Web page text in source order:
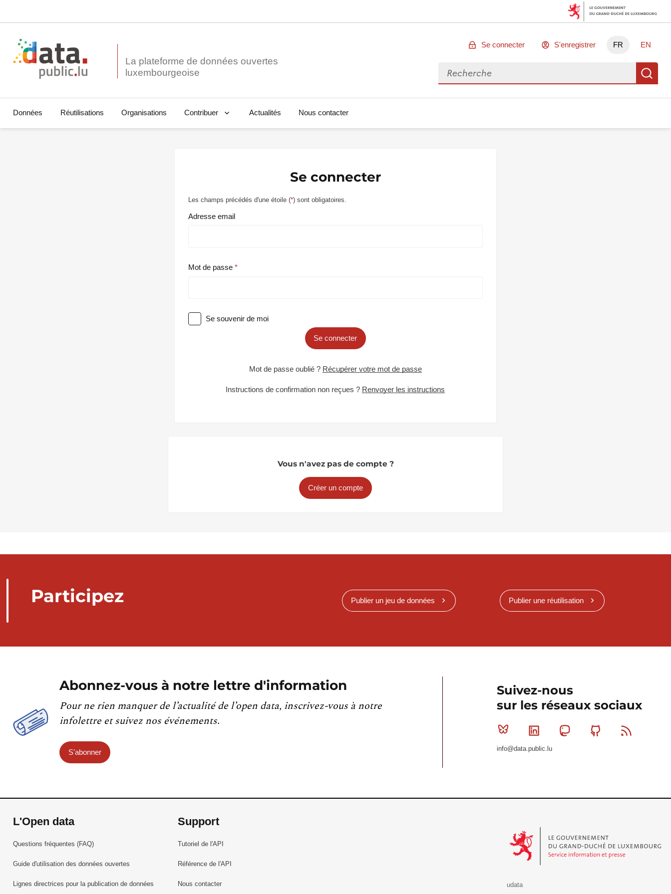
La plateforme de données ouvertes
Se connecter S'enregistrer FR EN
Rechercher des données
Données Réutilisations Organisations Contribuer Actualités Nous contacter
Se connecter
Les champs précédés d'une étoile (*) sont obligatoires.
Adresse email
Mot de passe
Se souvenir de moi
Se connecter
Mot de passe oublié ? Récupérer votre mot de passe
Instructions de confirmation non reçues ? Renvoyer les instructions
Vous n'avez pas de compte ?
Créer un compte
Participez Publier un jeu de données Publier une réutilisation
Abonnez-vous à notre lettre d'information
Pour ne rien manquer de l’actualité de l’open data, inscrivez-vous à notre
infolettre et suivez nos événements.
S'abonner
Suivez-nous
sur les réseaux sociaux
Bluesky Linkedin MastodonGithub
info@data.public.lu
L'Open data
Questions fréquentes (FAQ)
Guide d'utilisation des données ouvertes
Lignes directrices pour la publication de données
Support
Tutoriel de l'API
Référence de l'API
Nous contacter
udata